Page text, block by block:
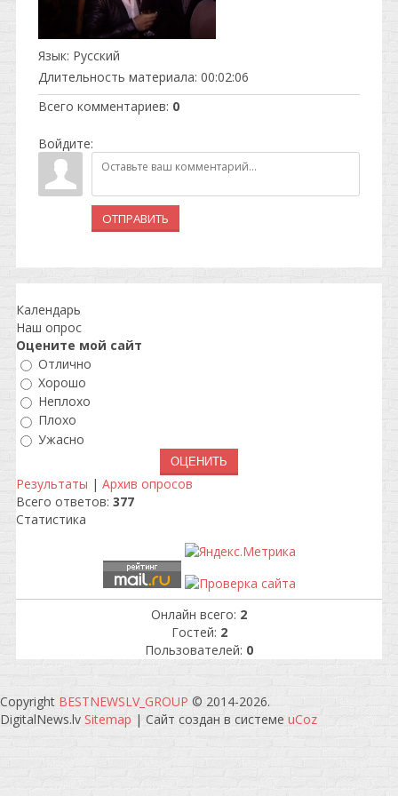
Язык: Русский
Длительность материала: 00:02:06
Всего комментариев: 0
Войдите:
ОТПРАВИТЬ
Календарь
Наш опрос
Оцените мой сайт
Отлично
Хорошо
Неплохо
Плохо
Ужасно
Результаты | Архив опросов
Всего ответов: 377
Статистика
Онлайн всего: 2
Гостей: 2
Пользователей: 0
Copyright BESTNEWSLV_GROUP © 2014-2026.
DigitalNews.lv Sitemap | Сайт создан в системе uCoz